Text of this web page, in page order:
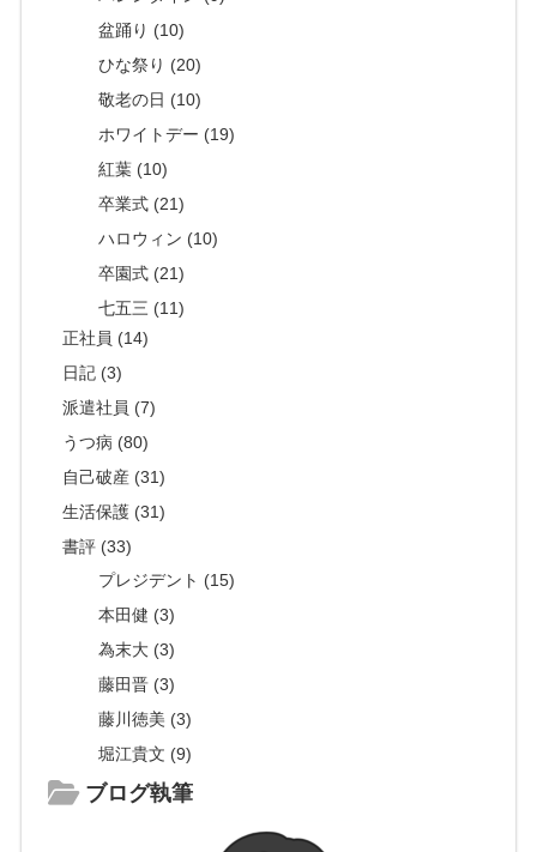
盆踊り (10)
ひな祭り (20)
敬老の日 (10)
ホワイトデー (19)
紅葉 (10)
卒業式 (21)
ハロウィン (10)
卒園式 (21)
七五三 (11)
正社員 (14)
日記 (3)
派遣社員 (7)
うつ病 (80)
自己破産 (31)
生活保護 (31)
書評 (33)
プレジデント (15)
本田健 (3)
為末大 (3)
藤田晋 (3)
藤川徳美 (3)
堀江貴文 (9)
ブログ執筆